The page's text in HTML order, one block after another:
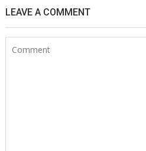
LEAVE A COMMENT